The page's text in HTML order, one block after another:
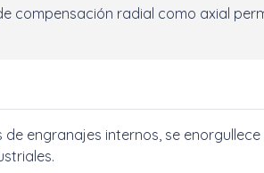
compensación radial como axial
engranajes internos, se